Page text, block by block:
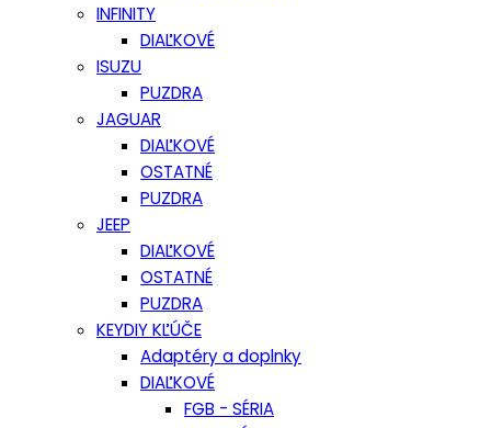
INFINITY
DIAĽKOVÉ
ISUZU
PUZDRA
JAGUAR
DIAĽKOVÉ
OSTATNÉ
PUZDRA
JEEP
DIAĽKOVÉ
OSTATNÉ
PUZDRA
KEYDIY KĽÚČE
Adaptéry a doplnky
DIAĽKOVÉ
FGB - SÉRIA